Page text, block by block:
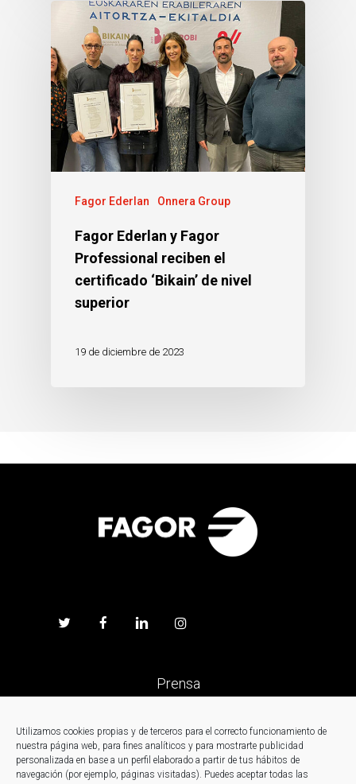
Utilizamos cookies propias y de terceros para el correcto funcionamiento de
nuestra página web, para fines analíticos y para mostrarte publicidad
personalizada en base a un perfil elaborado a partir de tus hábitos de
navegación (por ejemplo, páginas visitadas). Puedes aceptar todas las
Fagor Ederlan Onnera Group
Fagor Ederlan y Fagor
Professional reciben el
certificado ‘Bikain’ de nivel
superior
19 de diciembre de 2023
Prensa
Trabaja en Fagor
Noticias